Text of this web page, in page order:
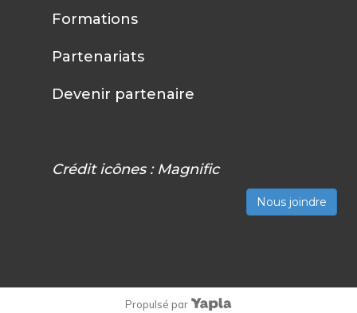
Formations
Partenariats
Devenir partenaire
Crédit icônes : Magnific
Nous joindre
Propulsé par